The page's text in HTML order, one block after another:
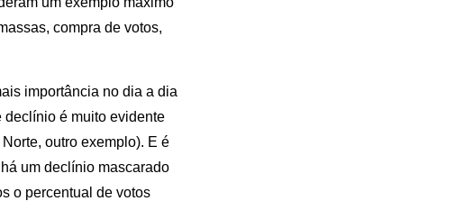
compra de votos,
importância no dia a dia
declínio é muito evidente
outro exemplo). E é
um declínio mascarado
o percentual de votos